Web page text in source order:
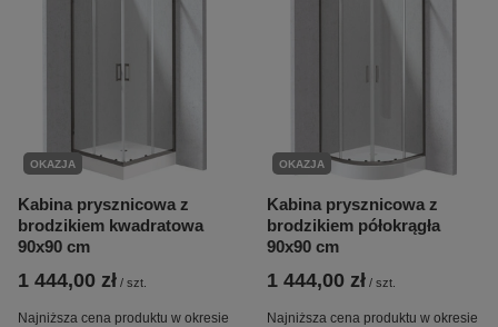
OKAZJA
Kabina prysznicowa z
brodzikiem kwadratowa
90x90 cm
1 444,00 zł / szt.
Najniższa cena produktu w okresie
OKAZJA
Kabina prysznicowa z
brodzikiem półokrągła
90x90 cm
1 444,00 zł / szt.
Najniższa cena produktu w okresie